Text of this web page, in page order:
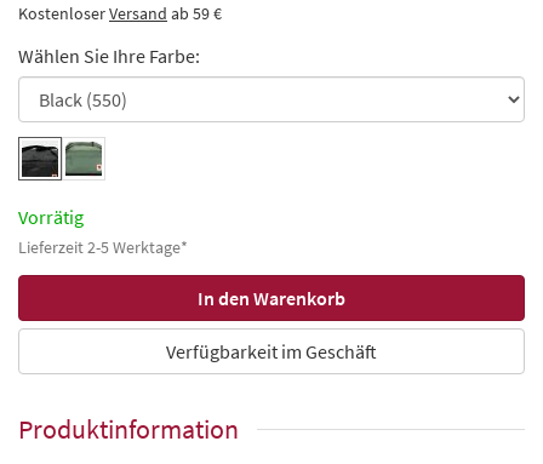
KostenloserVersand ab 59 €
Wählen Sie Ihre Farbe:
Vorrätig
Lieferzeit 2-5 Werktage*
Verfügbarkeit im Geschäft
Produktinformation